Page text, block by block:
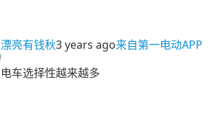
漂亮有钱秋3 years ago来自第一电动APP
电车选择性越来越多